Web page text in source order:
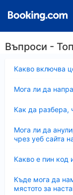
Въпроси -
Какво включва
Мога ли да
Как да разбера,
Мога ли да
чрез уеб сайта
Какво е пин код
Къде мога да
мястото за